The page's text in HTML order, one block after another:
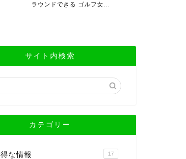
ラウンドできる ゴルフ女...
サイト内検索
カテゴリー
な情報 17